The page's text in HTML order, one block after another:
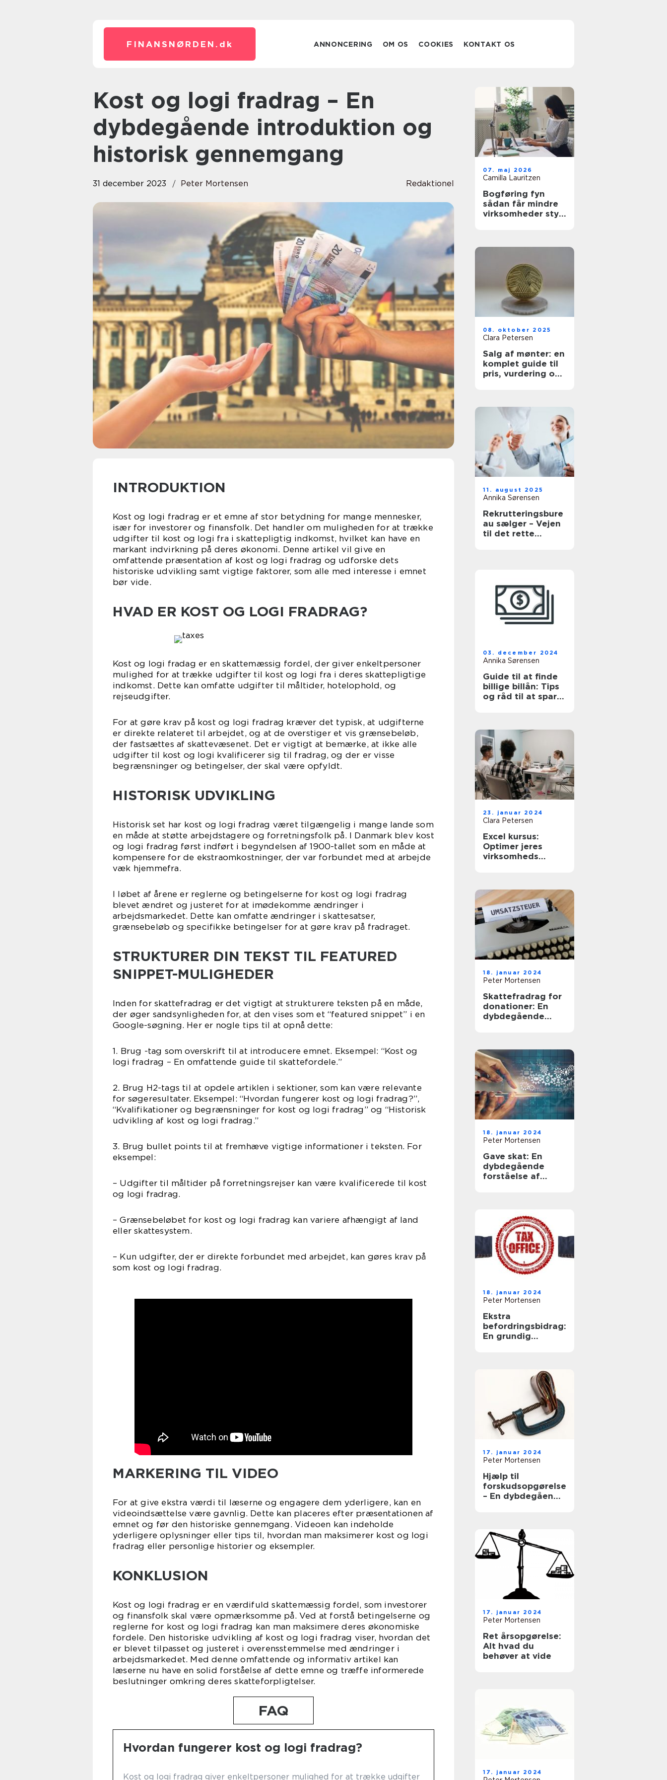
FINANSNØRDEN. dk ANNONCERING OM OS COOKIES KONTAKT OS
Kost og logi fradrag – En
dybdegående introduktion og
historisk gennemgang
31 december 2023 Peter Mortensen Redaktionel
INTRODUKTION
Kost og logi fradrag er et emne af stor betydning for mange mennesker,
især for investorer og finansfolk. Det handler om muligheden for at trække
udgifter til kost og logi fra i skattepligtig indkomst, hvilket kan have en
markant indvirkning på deres økonomi. Denne artikel vil give en
omfattende præsentation af kost og logi fradrag og udforske dets
historiske udvikling samt vigtige faktorer, som alle med interesse i emnet
bør vide.
HVAD ER KOST OG LOGI FRADRAG?
Kost og logi fradag er en skattemæssig fordel, der giver enkeltpersoner
mulighed for at trække udgifter til kost og logi fra i deres skattepligtige
indkomst. Dette kan omfatte udgifter til måltider, hotelophold, og
rejseudgifter.
For at gøre krav på kost og logi fradrag kræver det typisk, at udgifterne
er direkte relateret til arbejdet, og at de overstiger et vis grænsebeløb,
der fastsættes af skattevæsenet. Det er vigtigt at bemærke, at ikke alle
udgifter til kost og logi kvalificerer sig til fradrag, og der er visse
begrænsninger og betingelser, der skal være opfyldt.
HISTORISK UDVIKLING
Historisk set har kost og logi fradrag været tilgængelig i mange lande som
en måde at støtte arbejdstagere og forretningsfolk på. I Danmark blev kost
og logi fradrag først indført i begyndelsen af 1900-tallet som en måde at
kompensere for de ekstraomkostninger, der var forbundet med at arbejde
væk hjemmefra.
I løbet af årene er reglerne og betingelserne for kost og logi fradrag
blevet ændret og justeret for at imødekomme ændringer i
arbejdsmarkedet. Dette kan omfatte ændringer i skattesatser,
grænsebeløb og specifikke betingelser for at gøre krav på fradraget.
STRUKTURER DIN TEKST TIL FEATURED
SNIPPET-MULIGHEDER
Inden for skattefradrag er det vigtigt at strukturere teksten på en måde,
der øger sandsynligheden for, at den vises som et “featured snippet” i en
Google-søgning. Her er nogle tips til at opnå dette:
1. Brug -tag som overskrift til at introducere emnet. Eksempel: “Kost og
logi fradrag – En omfattende guide til skattefordele.”
2. Brug H2-tags til at opdele artiklen i sektioner, som kan være relevante
for søgeresultater. Eksempel: “Hvordan fungerer kost og logi fradrag?”,
“Kvalifikationer og begrænsninger for kost og logi fradrag” og “Historisk
udvikling af kost og logi fradrag.”
3. Brug bullet points til at fremhæve vigtige informationer i teksten. For
eksempel:
– Udgifter til måltider på forretningsrejser kan være kvalificerede til kost
og logi fradrag.
– Grænsebeløbet for kost og logi fradrag kan variere afhængigt af land
eller skattesystem.
– Kun udgifter, der er direkte forbundet med arbejdet, kan gøres krav på
som kost og logi fradrag.
MARKERING TIL VIDEO
For at give ekstra værdi til læserne og engagere dem yderligere, kan en
videoindsættelse være gavnlig. Dette kan placeres efter præsentationen af
emnet og før den historiske gennemgang. Videoen kan indeholde
yderligere oplysninger eller tips til, hvordan man maksimerer kost og logi
fradrag eller personlige historier og eksempler.
KONKLUSION
Kost og logi fradrag er en værdifuld skattemæssig fordel, som investorer
og finansfolk skal være opmærksomme på. Ved at forstå betingelserne og
reglerne for kost og logi fradrag kan man maksimere deres økonomiske
fordele. Den historiske udvikling af kost og logi fradrag viser, hvordan det
er blevet tilpasset og justeret i overensstemmelse med ændringer i
arbejdsmarkedet. Med denne omfattende og informativ artikel kan
læserne nu have en solid forståelse af dette emne og træffe informerede
beslutninger omkring deres skatteforpligtelser.
FAQ
Hvordan fungerer kost og logi fradrag?
Kost og logi fradrag giver enkeltpersoner mulighed for at trække udgifter
07. maj 2026
Camilla Lauritzen
Bogføring fyn
sådan får mindre
virksomheder styr
08. oktober 2025
Clara Petersen
Salg af mønter: en
komplet guide til
pris, vurdering og
11. august 2025
Annika Sørensen
Rekrutteringsbure
au sælger – Vejen
til det rette
03. december 2024
Annika Sørensen
Guide til at finde
billige billån: Tips
og råd til at spare
23. januar 2024
Clara Petersen
Excel kursus:
Optimer jeres
virksomheds
18. januar 2024
Peter Mortensen
Skattefradrag for
donationer: En
dybdegående
dette emne
18. januar 2024
Peter Mortensen
Gave skat: En
dybdegående
forståelse af
18. januar 2024
Peter Mortensen
Ekstra
befordringsbidrag:
En grundig
investeringsverde
17. januar 2024
Peter Mortensen
Hjælp til
forskudsopgørelse
– En dybdegående
17. januar 2024
Peter Mortensen
Ret årsopgørelse:
Alt hvad du
behøver at vide
17. januar 2024